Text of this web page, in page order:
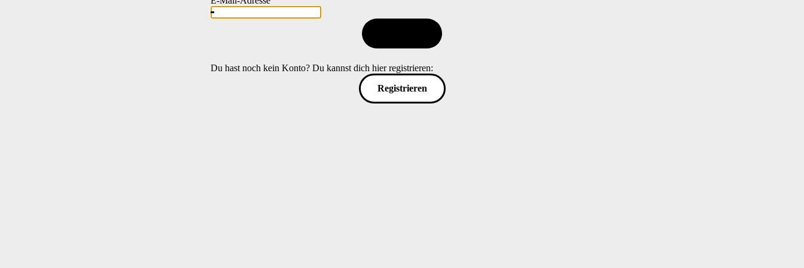
Du hast noch kein Konto? Du kannst dich hier registrieren:
Registrieren